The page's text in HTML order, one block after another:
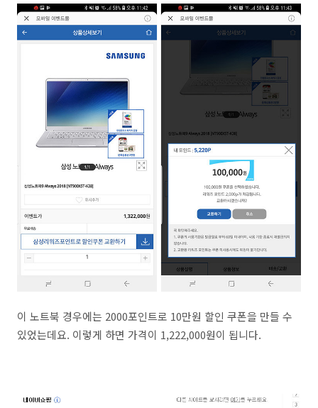
이 노트북 경우에는 2000포인트로 10만원 할인 쿠폰을 만들 수
있었는데요. 이렇게 하면 가격이 1,222,000원이 됩니다.